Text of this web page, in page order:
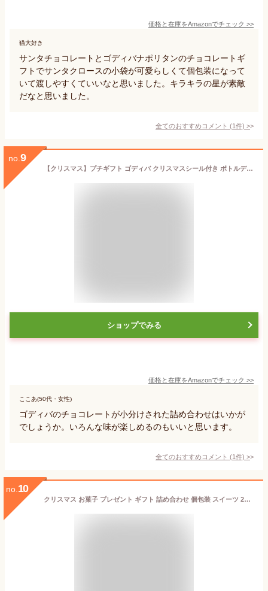
価格と在庫をAmazonでチェック >>
猫大好き
サンタチョコレートとゴディバナポリタンのチョコレートギ
フトでサンタクロースの小袋が可愛らしくて個包装になって
いて渡しやすくていいなと思いました。キラキラの星が素敵
だなと思いました。
全てのおすすめコメント (1件) >
no. 9
【クリスマス】プチギフト ゴディバ クリスマスシール付き ボトルデザイン 5個入り×10セット パーティー イベント お配り用お菓子 チョコレート ばらまき ばら撒き 人気 小分け 詰め合わせ お菓子 ギフト あいさつ お礼 ほんの気持ち 会社 企業 子供会 大量 景品 お返し プレゼント お菓子 GODIVA シンプル サンタ 雪だるま (クリスマス ボトルデザイン 10セット)
ショップでみる
価格と在庫をAmazonでチェック >>
ここあ(50代・女性)
ゴディバのチョコレートが小分けされた詰め合わせはいかが
でしょうか。いろんな味が楽しめるのもいいと思います。
全てのおすすめコメント (1件) >
no. 10
クリスマス お菓子 プレゼント ギフト 詰め合わせ 個包装 スイーツ 2025東京風月堂 クリスマスゴーフレット christmas2025